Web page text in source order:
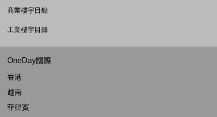
商業樓宇目錄
工業樓宇目錄
OneDay國際
香港
越南
菲律賓